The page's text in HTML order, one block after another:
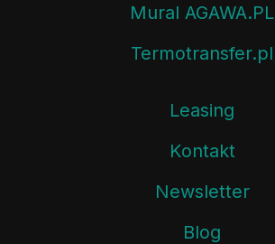
Mural AGAWA.PL
Termotransfer.pl
Leasing
Kontakt
Newsletter
Blog